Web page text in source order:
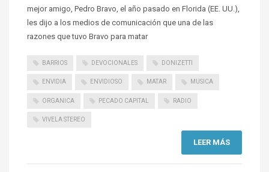
mejor amigo, Pedro Bravo, el año pasado en Florida (EE. UU.),
les dijo a los medios de comunicación que una de las
razones que tuvo Bravo para matar
BARRIOS DEVOCIONALES DONIZETTI
ENVIDIA ENVIDIOSO MATAR MUSICA
ORGANICA PECADO CAPITAL RADIO
VIVELA STEREO
LEER MÁS